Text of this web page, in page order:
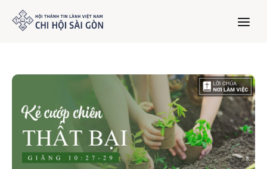
Trang chủ
Giới thiệu
Dưỡng Linh